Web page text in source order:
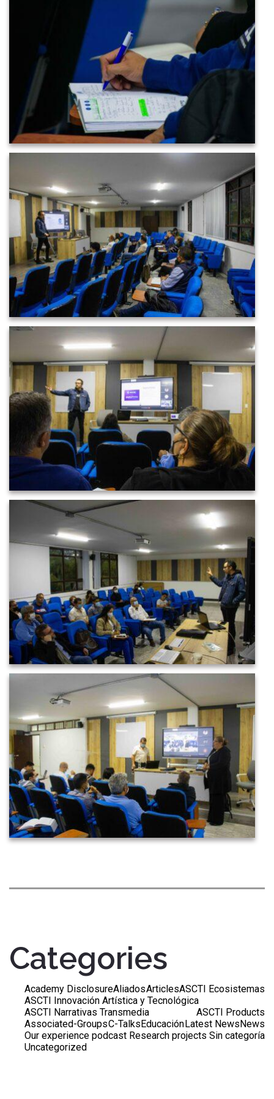
Categories
Academy DisclosureAliadosArticlesASCTI Ecosistemas
ASCTI Innovación Artística y Tecnológica
ASCTI Narrativas Transmedia
ASCTI Products
Associated-GroupsC-TalksEducaciónLatest NewsNews
Our experience podcast Research projects Sin categoría
Uncategorized